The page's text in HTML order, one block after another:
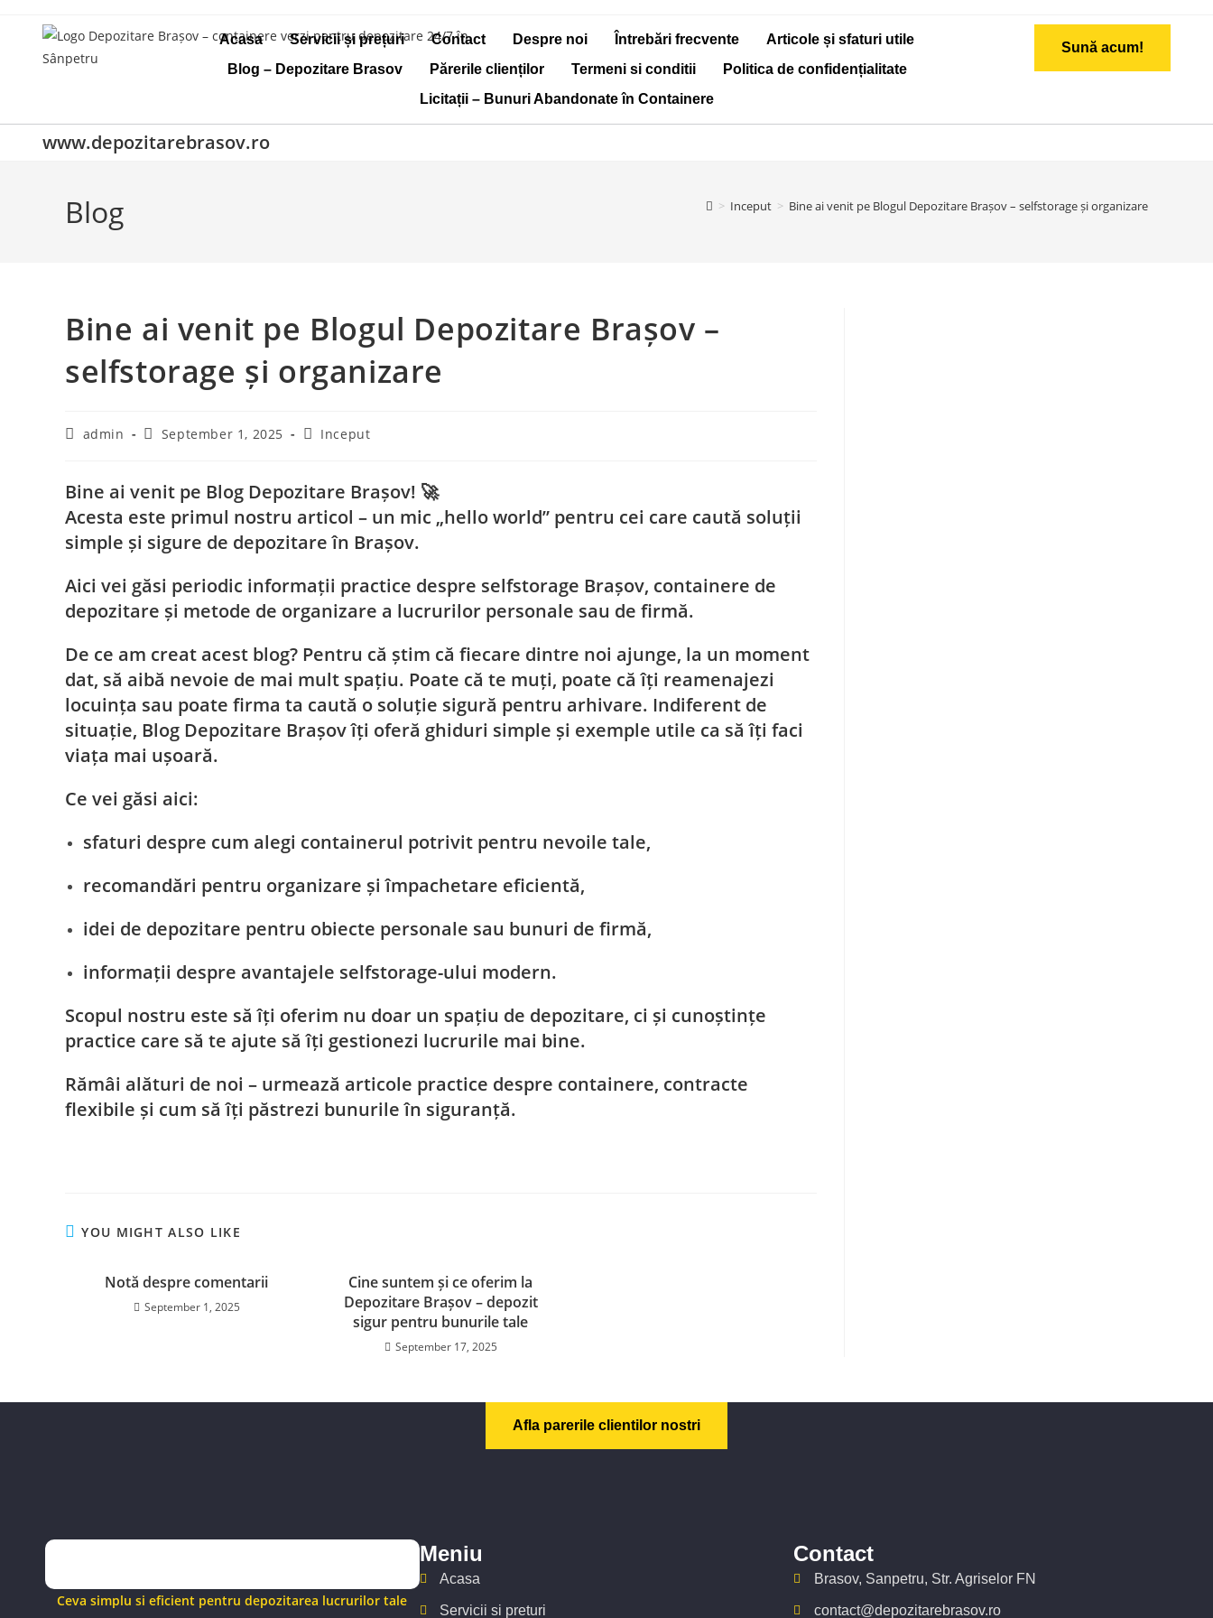
Acasa Servicii și prețuri Contact Despre noi Întrebări frecvente
Articole și sfaturi utile
Blog – Depozitare Brasov
Părerile clienților Termeni si conditii
Politica de confidențialitate
Licitații – Bunuri Abandonate în Containere
Sună acum!
www.depozitarebrasov.ro
Blog > Inceput > Bine ai venit pe Blogul Depozitare Brașov – selfstorage și organizare
Bine ai venit pe Blogul Depozitare Brașov –
selfstorage și organizare
admin September 1, 2025 Inceput
Bine ai venit pe Blog Depozitare Brașov! 🚀
Acesta este primul nostru articol – un mic „hello world” pentru cei care caută soluții
simple și sigure de depozitare în Brașov.
Aici vei găsi periodic informații practice despre selfstorage Brașov, containere de
depozitare și metode de organizare a lucrurilor personale sau de firmă.
De ce am creat acest blog? Pentru că știm că fiecare dintre noi ajunge, la un moment
dat, să aibă nevoie de mai mult spațiu. Poate că te muți, poate că îți reamenajezi
locuința sau poate firma ta caută o soluție sigură pentru arhivare. Indiferent de
situație, Blog Depozitare Brașovîți oferă ghiduri simple și exemple utile ca să îți faci
viața mai ușoară.
Ce vei găsi aici:
sfaturi despre cum alegi containerul potrivit pentru nevoile tale,
recomandări pentru organizare și împachetare eficientă,
idei de depozitare pentru obiecte personale sau bunuri de firmă,
informații despre avantajele selfstorage-ului modern.
Scopul nostru este să îți oferim nu doar un spațiu de depozitare, ci și cunoștințe
practice care să te ajute să îți gestionezi lucrurile mai bine.
Rămâi alături de noi – urmează articole practice despre containere, contracte
flexibile și cum să îți păstrezi bunurile în siguranță.
YOU MIGHT ALSO LIKE
Notă despre comentarii
September 1, 2025
Cine suntem și ce oferim la
Depozitare Brașov – depozit
sigur pentru bunurile tale
September 17, 2025
Afla parerile clientilor nostri
Ceva simplu si eficient pentru depozitarea lucrurilor tale
Meniu
Acasa
Servicii si preturi
Contact
Brasov, Sanpetru, Str. Agriselor FN
contact@depozitarebrasov.ro